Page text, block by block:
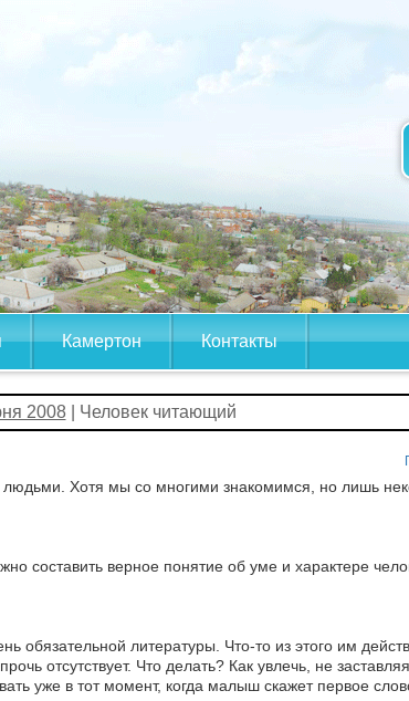
Камертон Контакты
2008| Человек читающий
людьми. Хотя мы со многими знакомимся, но лишь
составить верное понятие об уме и характере
обязательной литературы. Что-то из этого им
отсутствует. Что делать? Как увлечь, не
уже в тот момент, когда малыш скажет первое